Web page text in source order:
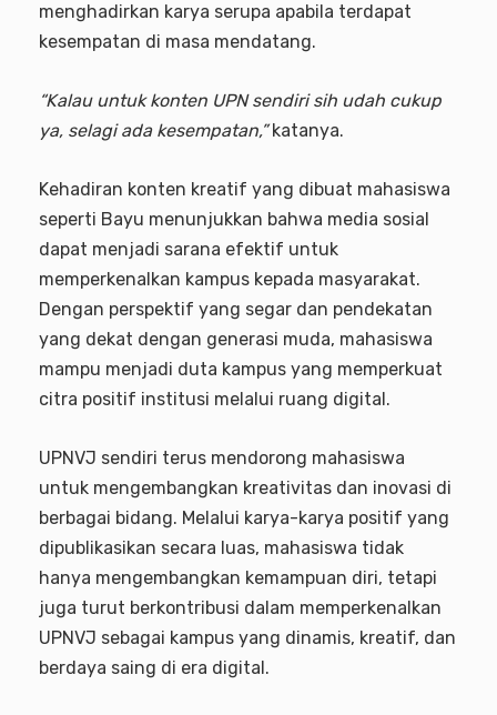
menghadirkan karya serupa apabila terdapat
kesempatan di masa mendatang.
“Kalau untuk konten UPN sendiri sih udah cukup
ya, selagi ada kesempatan,”katanya.
Kehadiran konten kreatif yang dibuat mahasiswa
seperti Bayu menunjukkan bahwa media sosial
dapat menjadi sarana efektif untuk
memperkenalkan kampus kepada masyarakat.
Dengan perspektif yang segar dan pendekatan
yang dekat dengan generasi muda, mahasiswa
mampu menjadi duta kampus yang memperkuat
citra positif institusi melalui ruang digital.
UPNVJ sendiri terus mendorong mahasiswa
untuk mengembangkan kreativitas dan inovasi di
berbagai bidang. Melalui karya-karya positif yang
dipublikasikan secara luas, mahasiswa tidak
hanya mengembangkan kemampuan diri, tetapi
juga turut berkontribusi dalam memperkenalkan
UPNVJ sebagai kampus yang dinamis, kreatif, dan
berdaya saing di era digital.